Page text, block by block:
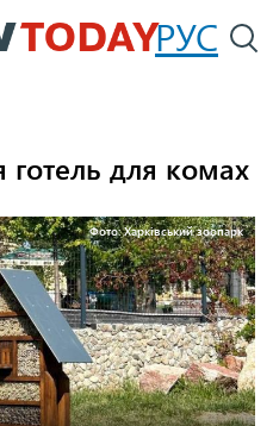
Перейти
до
РУС
готель для комах
Фото: Харківський зоопарк